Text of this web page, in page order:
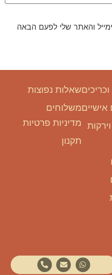
והאתר שלי לפעם הבאה
שאלות נפוצות
משלוחים
מדיניות פרטיות
תקנון
אישיים